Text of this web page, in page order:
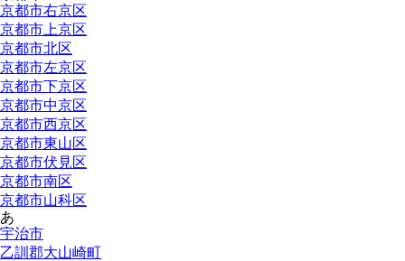
京都市右京区
京都市上京区
京都市北区
京都市左京区
京都市下京区
京都市中京区
京都市西京区
京都市東山区
京都市伏見区
京都市南区
京都市山科区
あ
宇治市
乙訓郡大山崎町